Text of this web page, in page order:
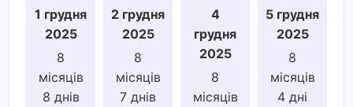
1 грудня
2025
8
місяців
8 днів
2 грудня
2025
8
місяців
7 днів
4
грудня
2025
8
місяців
5 грудня
2025
8
місяців
4 дні